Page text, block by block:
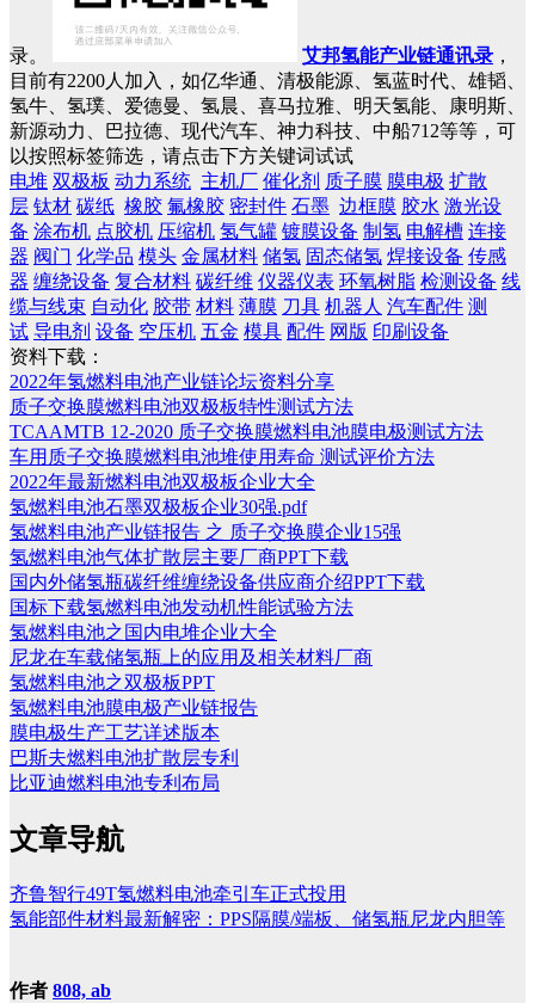
录。 艾邦氢能产业链通讯录 ，
目前有2200人加入，如亿华通、清极能源、氢蓝时代、雄韬、
氢牛、氢璞、爱德曼、氢晨、喜马拉雅、明天氢能、康明斯、
新源动力、巴拉德、现代汽车、神力科技、中船712等等，可
以按照标签筛选，请点击下方关键词试试
电堆 双极板 动力系统 主机厂 催化剂 质子膜 膜电极 扩散
层 钛材 碳纸 橡胶 氟橡胶 密封件 石墨 边框膜 胶水 激光设
备 涂布机 点胶机 压缩机 氢气罐 镀膜设备 制氢 电解槽 连接
器 阀门 化学品 模头 金属材料 储氢 固态储氢 焊接设备 传感
器 缠绕设备 复合材料 碳纤维 仪器仪表 环氧树脂 检测设备 线
缆与线束 自动化 胶带 材料 薄膜 刀具 机器人 汽车配件 测
试 导电剂 设备 空压机 五金 模具 配件 网版 印刷设备
资料下载：
2022年氢燃料电池产业链论坛资料分享
质子交换膜燃料电池双极板特性测试方法
TCAAMTB 12-2020 质子交换膜燃料电池膜电极测试方法
车用质子交换膜燃料电池堆使用寿命 测试评价方法
2022年最新燃料电池双极板企业大全
氢燃料电池石墨双极板企业30强.pdf
氢燃料电池产业链报告 之 质子交换膜企业15强
氢燃料电池气体扩散层主要厂商PPT下载
国内外储氢瓶碳纤维缠绕设备供应商介绍PPT下载
国标下载氢燃料电池发动机性能试验方法
氢燃料电池之国内电堆企业大全
尼龙在车载储氢瓶上的应用及相关材料厂商
氢燃料电池之双极板PPT
氢燃料电池膜电极产业链报告
膜电极生产工艺详述版本
巴斯夫燃料电池扩散层专利
比亚迪燃料电池专利布局
文章导航
齐鲁智行49T氢燃料电池牵引车正式投用
氢能部件材料最新解密：PPS隔膜/端板、储氢瓶尼龙内胆等
作者 808, ab